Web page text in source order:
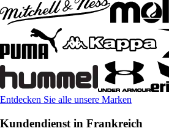
Entdecken Sie alle unsere Marken
Kundendienst in Frankreich